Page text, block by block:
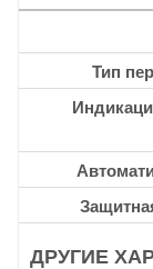
Тип
ДРУГИЕ